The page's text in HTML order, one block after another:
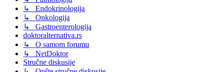
↳ Endokrinologija
↳ Onkologija
↳ Gastroenterologija
doktoralternativa.rs
↳ O samom forumu
↳ NetDoktor
Stručne diskusije